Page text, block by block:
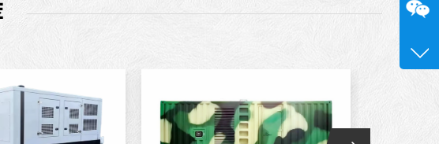
咨询